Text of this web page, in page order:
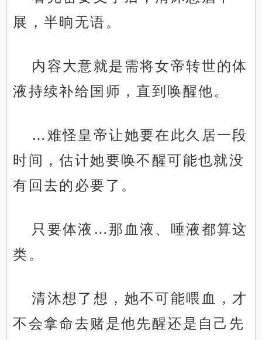
展，半晌无语。
内容大意就是需将女帝转世的体
液持续补给国师，直到唤醒他。
…难怪皇帝让她要在此久居一段
时间，估计她要唤不醒可能也就没
有回去的必要了。
只要体液…那血液、唾液都算这
类。
清沐想了想，她不可能喂血，才
不会拿命去赌是他先醒还是自己先